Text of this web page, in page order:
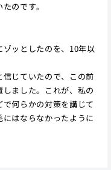
のです。
ッとしたのを、10年以
じていたので、この前
ました。これが、私の
何らかの対策を講じて
はならなかったように